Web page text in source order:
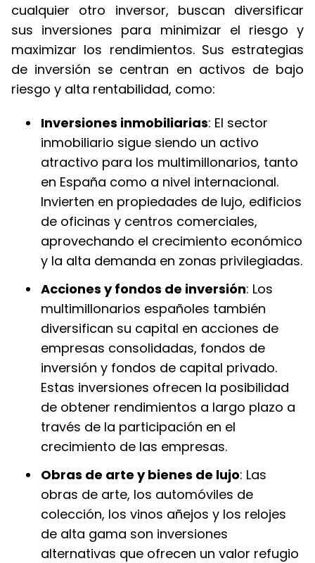
cualquier otro inversor, buscan diversificar
sus inversiones para minimizar el riesgo y
maximizar los rendimientos. Sus estrategias
de inversión se centran en activos de bajo
riesgo y alta rentabilidad, como:
Inversiones inmobiliarias: El sector
inmobiliario sigue siendo un activo
atractivo para los multimillonarios, tanto
en España como a nivel internacional.
Invierten en propiedades de lujo, edificios
de oficinas y centros comerciales,
aprovechando el crecimiento económico
y la alta demanda en zonas privilegiadas.
Acciones y fondos de inversión: Los
multimillonarios españoles también
diversifican su capital en acciones de
empresas consolidadas, fondos de
inversión y fondos de capital privado.
Estas inversiones ofrecen la posibilidad
de obtener rendimientos a largo plazo a
través de la participación en el
crecimiento de las empresas.
Obras de arte y bienes de lujo: Las
obras de arte, los automóviles de
colección, los vinos añejos y los relojes
de alta gama son inversiones
alternativas que ofrecen un valor refugio